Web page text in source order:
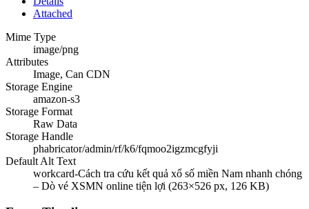
Attached
Mime Type
image/png
Attributes
Image, Can CDN
Storage Engine
amazon-s3
Storage Format
Raw Data
Storage Handle
phabricator/admin/rf/k6/fqmoo2igzmcgfyji
Default Alt Text
workcard-Cách tra cứu kết quả xổ số miền Nam nhanh chóng
– Dò vé XSMN online tiện lợi (263×526 px, 126 KB)